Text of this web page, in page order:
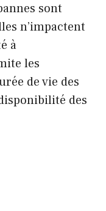
sont
n’impactent
à
les
de vie des
des